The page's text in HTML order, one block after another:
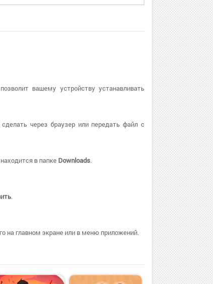
вашему устройству устанавливать
через браузер или передать файл с
в папке Downloads.
.
на главном экране или в меню приложений.